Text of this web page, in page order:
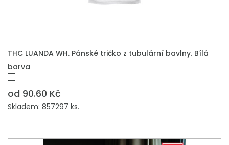
THC LUANDA WH. Pánské tričko z tubulární bavlny. Bílá
barva
od 90.60 Kč
Skladem: 857297 ks.